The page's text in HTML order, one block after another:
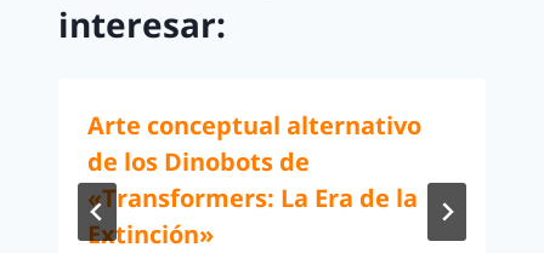
interesar:
Arte conceptual alternativo
de los Dinobots de
«Transformers: La Era de la
Extinción»